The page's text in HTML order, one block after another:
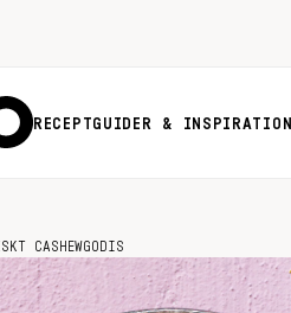
RECEPTGUIDER & INSPIRATION
CASHEWGODIS